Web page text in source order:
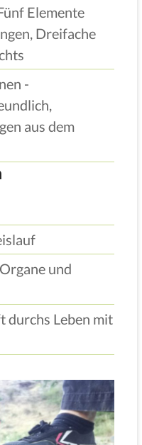
Elemente
Dreifache
-
aus dem
und
durchs Leben mit